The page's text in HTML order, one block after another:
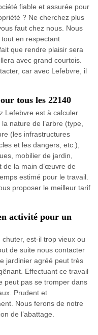
fiable et assurée pour
? Ne cherchez plus
faut chez nous. Nous
en respectant
que rendre plaisir sera
avec grand courtois.
car avec Lefebvre, il
tous les 22140
Lefebvre est à calculer
nature de l’arbre (type,
(les infrastructures
et les dangers, etc.),
mobilier de jardin,
de la main d’œuvre de
estimé pour le travail.
proposer le meilleur tarif
activité pour un
est-il trop vieux ou
de suite nous contacter
jardinier agréé peut très
Effectuant ce travail
peut pas se tromper dans
Prudent et
Nous ferons de notre
de l’abattage.